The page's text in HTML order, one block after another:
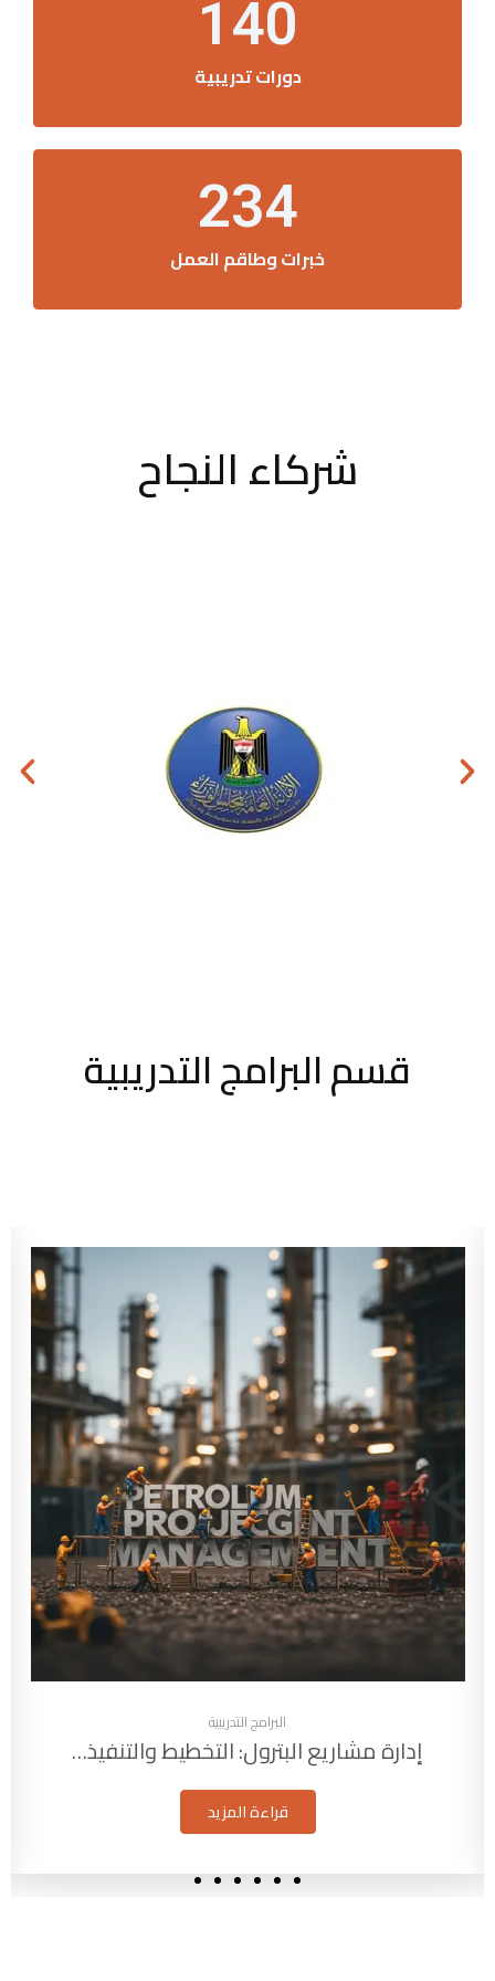
دورات تدريبية
140
خبرات وطاقم العمل
234
شركاء النجاح
قسم البرامج التدريبية
البرامج التدريبية
إدارة مشاريع البترول: التخطيط والتنفيذ…
قراءة المزيد